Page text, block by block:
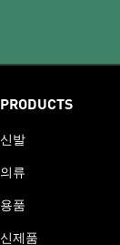
PRODUCTS
신발
의류
용품
신제품